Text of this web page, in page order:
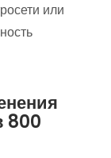
или
800